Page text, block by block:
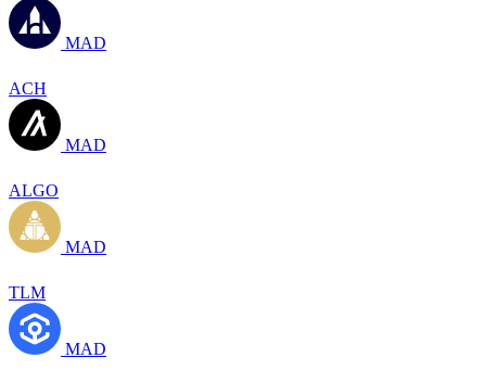
MAD
ACH
MAD
ALGO
MAD
TLM
MAD